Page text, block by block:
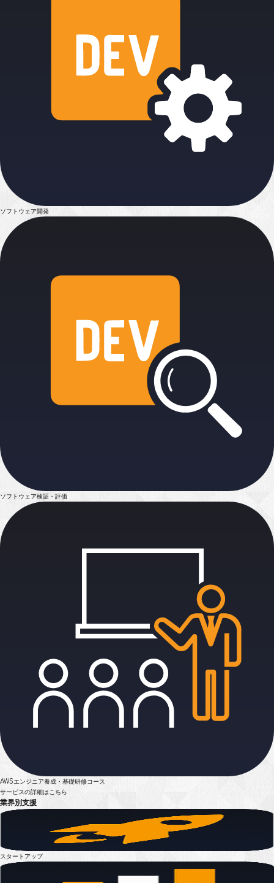
ソフトウェア開発
ソフトウェア検証・評価
AWSエンジニア養成・基礎研修コース
サービスの詳細はこちら
業界別支援
スタートアップ